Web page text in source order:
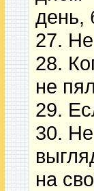
день,
27. Не
28.
не
29.
30.
на